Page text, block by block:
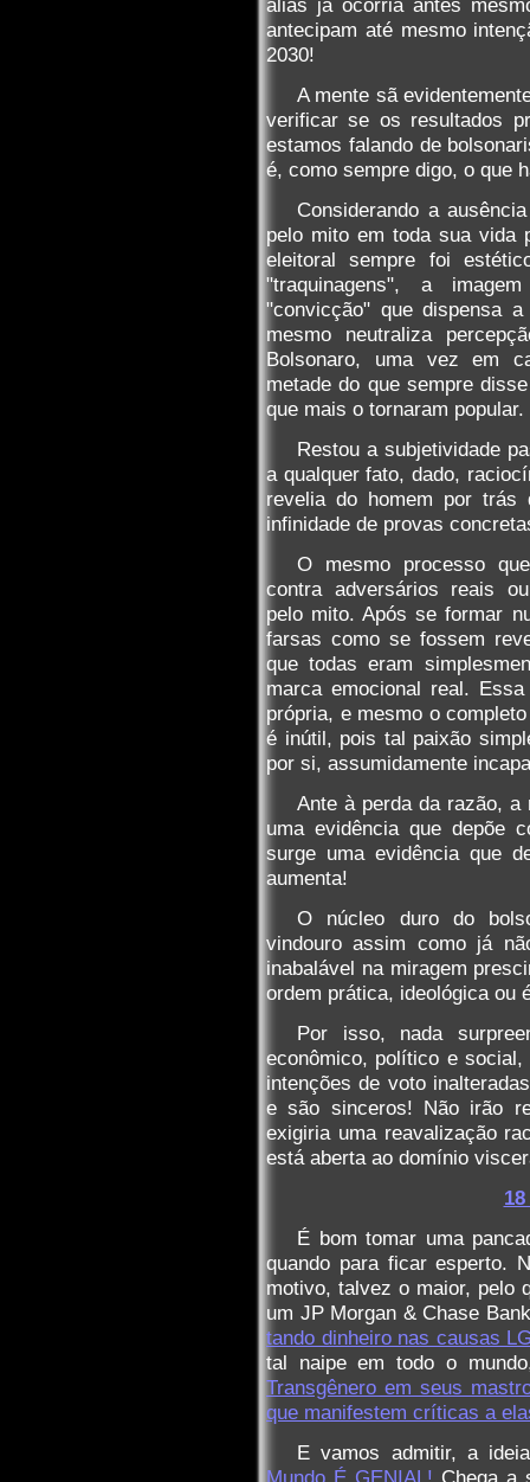
antecipam até mesmo
2030!
A mente sã
verificar se os resultados
estamos falando de
é, como sempre digo, o que
Considerando a
pelo mito em toda sua vida
eleitoral sempre foi
"traquinagens", a
"convicção" que dispensa
mesmo neutraliza
Bolsonaro, uma vez em
metade do que sempre
que mais o tornaram popular.
Restou a subjetividade
a qualquer fato, dado,
revelia do homem por trás
infinidade de provas
O mesmo processo
contra adversários reais
pelo mito. Após se formar
farsas como se fossem
que todas eram
marca emocional real.
própria, e mesmo o
é inútil, pois tal paixão
por si, assumidamente
Ante à perda da razão, a
uma evidência que depõe
surge uma evidência que
aumenta!
O núcleo duro do
vindouro assim como já
inabalável na miragem
ordem prática, ideológica ou
Por isso, nada
econômico, político e
intenções de voto
e são sinceros! Não irão
exigiria uma reavalização
está aberta ao domínio
É bom tomar uma
quando para ficar esperto.
motivo, talvez o maior, pelo
um JP Morgan & Chase
tando dinheiro nas causas
tal naipe em todo o
Transgênero em seus
que manifestem críticas a
E vamos admitir, a
Mundo É GENIAL! Chega a